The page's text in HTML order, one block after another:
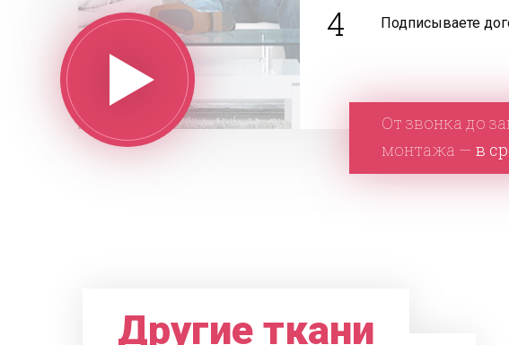
4 Подписываете
От звонка до
монтажа — в
Другие ткани